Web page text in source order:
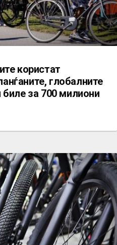
користат
глобалните
биле за 700 милиони